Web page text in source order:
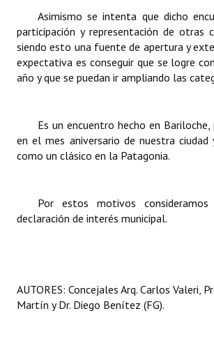
Asimismo se intenta que dicho
participación y representación de otras
siendo esto una fuente de apertura y
expectativa es conseguir que se logre
año y que se puedan ir ampliando las
Es un encuentro hecho en Bariloche,
en el mes aniversario de nuestra
como un clásico en la Patagonia.
Por estos motivos
declaración de interés municipal.
AUTORES: Concejales Arq. Carlos Valeri,
Martín y Dr. Diego Benítez (FG).